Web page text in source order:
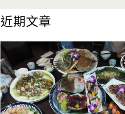
鍵
字
:
近期文章